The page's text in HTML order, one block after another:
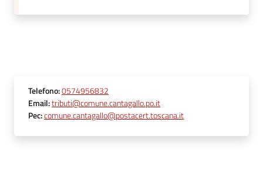
Telefono:0574956832
Email:tributi@comune.cantagallo.po.it
Pec:comune.cantagallo@postacert.toscana.it